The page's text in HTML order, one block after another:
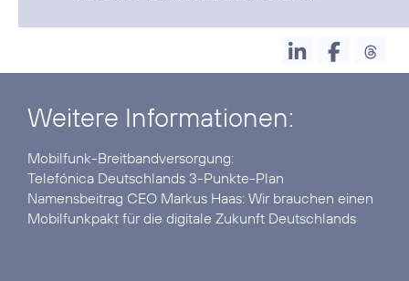
Weitere Informationen:
Telefónica Deutschlands 3-Punkte-Plan
Namensbeitrag CEO Markus Haas: Wir brauchen einen
Mobilfunkpakt für die digitale Zukunft Deutschlands